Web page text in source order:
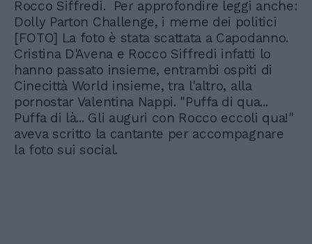
Rocco Siffredi. Per approfondire leggi anche:
Dolly Parton Challenge, i meme dei politici
[FOTO] La foto è stata scattata a Capodanno.
Cristina D'Avena e Rocco Siffredi infatti lo
hanno passato insieme, entrambi ospiti di
Cinecittà World insieme, tra l'altro, alla
pornostar Valentina Nappi. "Puffa di qua...
Puffa di là... Gli auguri con Rocco eccoli qua!"
aveva scritto la cantante per accompagnare
la foto sui social.